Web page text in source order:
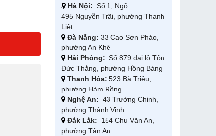
Hà Nội: Số 1, Ngõ
495 Nguyễn Trãi, phường Thanh
Liệt
Đà Nẵng: 33 Cao Sơn Pháo,
phường An Khê
Hải Phòng: Số 879 đại lộ Tôn
Đức Thắng, phường Hồng Bàng
Thanh Hóa: 523 Bà Triệu,
phường Hàm Rồng
Nghệ An: 43 Trường Chinh,
phường Thành Vinh
Đắk Lắk: 154 Chu Văn An,
phường Tân An